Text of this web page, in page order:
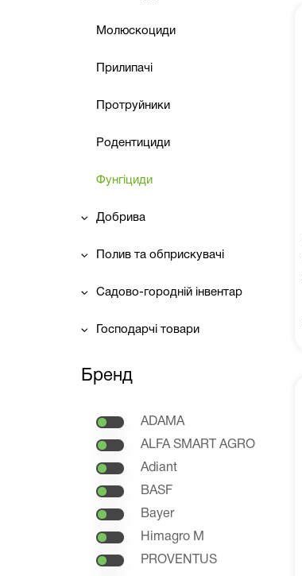
Молюскоциди
Прилипачі
Протруйники
Родентициди
Фунгіциди
Добрива
Полив та обприскувачі
Садово-городній інвентар
Господарчі товари
Бренд
ADAMA
ALFA SMART AGRO
Adiant
BASF
Bayer
Himagro M
PROVENTUS